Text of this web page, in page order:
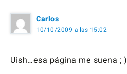
Carlos
10/10/2009 a las 15:02
Uish…esa página me suena ; )